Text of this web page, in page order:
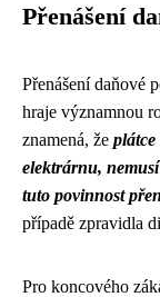
Přenášení
Přenášení daňové
hraje významnou
znamená, že
elektrárnu,
tuto povinnost
případě zpravidla
Pro koncového